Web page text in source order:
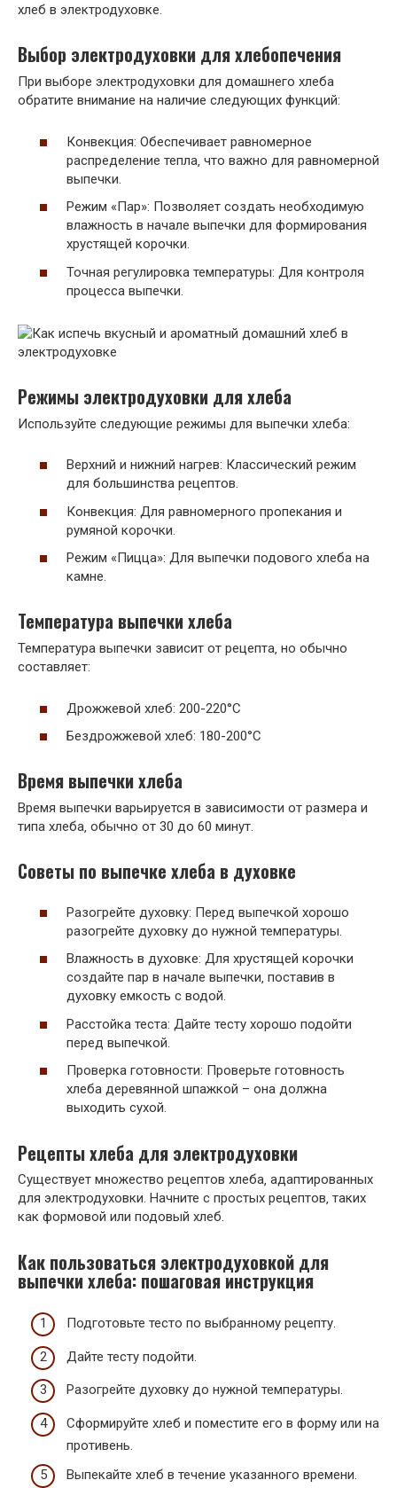
хлеб в электродуховке.
Выбор электродуховки для хлебопечения
При выборе электродуховки для домашнего хлеба
обратите внимание на наличие следующих функций:
Конвекция: Обеспечивает равномерное
распределение тепла‚ что важно для равномерной
выпечки.
Режим «Пар»: Позволяет создать необходимую
влажность в начале выпечки для формирования
хрустящей корочки.
Точная регулировка температуры: Для контроля
процесса выпечки.
Режимы электродуховки для хлеба
Используйте следующие режимы для выпечки хлеба:
Верхний и нижний нагрев: Классический режим
для большинства рецептов.
Конвекция: Для равномерного пропекания и
румяной корочки.
Режим «Пицца»: Для выпечки подового хлеба на
камне.
Температура выпечки хлеба
Температура выпечки зависит от рецепта‚ но обычно
составляет:
Дрожжевой хлеб: 200-220°C
Бездрожжевой хлеб: 180-200°C
Время выпечки хлеба
Время выпечки варьируется в зависимости от размера и
типа хлеба‚ обычно от 30 до 60 минут.
Советы по выпечке хлеба в духовке
Разогрейте духовку: Перед выпечкой хорошо
разогрейте духовку до нужной температуры.
Влажность в духовке: Для хрустящей корочки
создайте пар в начале выпечки‚ поставив в
духовку емкость с водой.
Расстойка теста: Дайте тесту хорошо подойти
перед выпечкой.
Проверка готовности: Проверьте готовность
хлеба деревянной шпажкой – она должна
выходить сухой.
Рецепты хлеба для электродуховки
Существует множество рецептов хлеба‚ адаптированных
для электродуховки. Начните с простых рецептов‚ таких
как формовой или подовый хлеб.
Как пользоваться электродуховкой для
выпечки хлеба: пошаговая инструкция
Подготовьте тесто по выбранному рецепту.
Дайте тесту подойти.
Разогрейте духовку до нужной температуры.
Сформируйте хлеб и поместите его в форму или на
противень.
Выпекайте хлеб в течение указанного времени.